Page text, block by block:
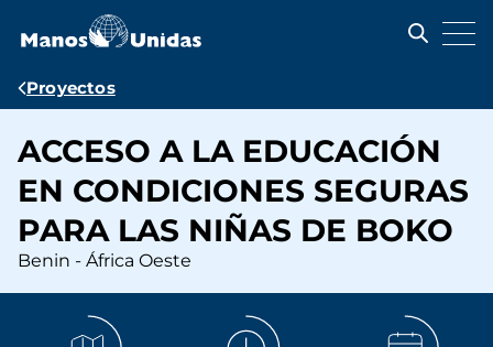
contenido
Ruta
navegación
Proyectos
ACCESO A LA EDUCACIÓN
EN CONDICIONES SEGURAS
PARA LAS NIÑAS DE BOKO
Benin - África Oeste